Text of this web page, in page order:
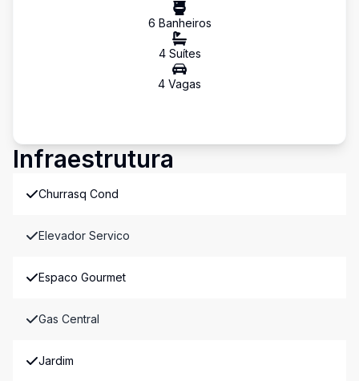
6 Banheiros
4Suítes
4 Vagas
Infraestrutura
Churrasq Cond
Elevador Servico
Espaco Gourmet
Gas Central
Jardim